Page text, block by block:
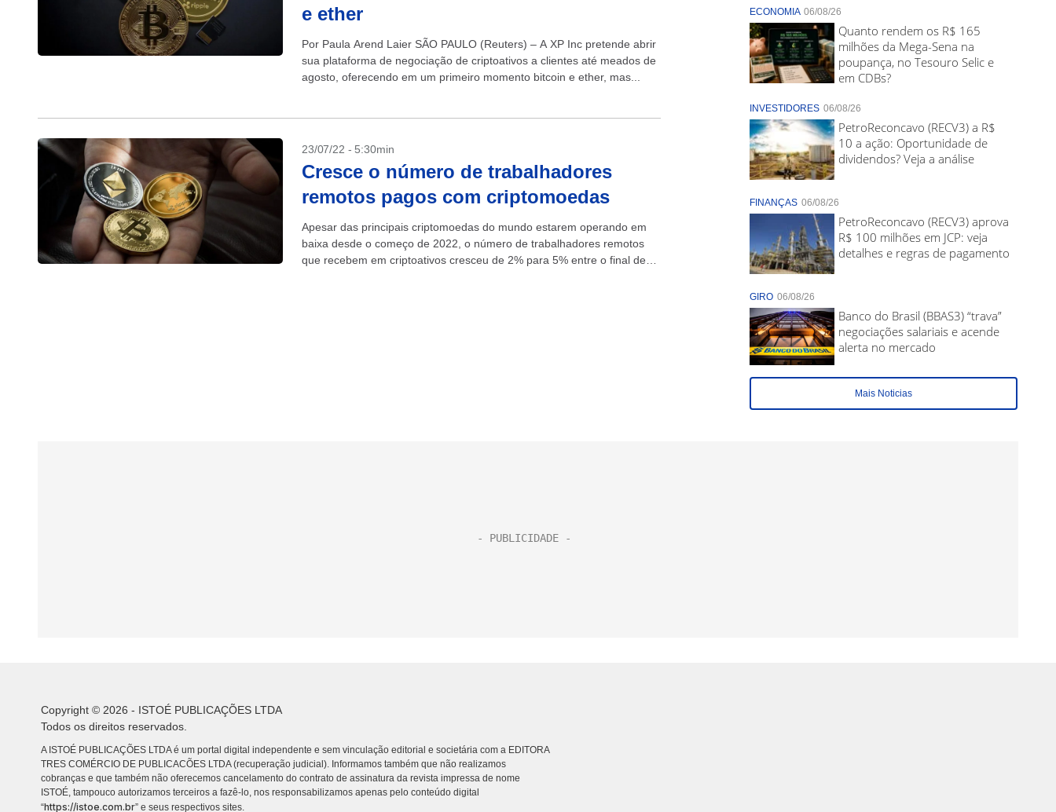
e ether
Por Paula Arend Laier SÃO PAULO (Reuters) – A XP Inc pretende abrir
sua plataforma de negociação de criptoativos a clientes até meados de
agosto, oferecendo em um primeiro momento bitcoin e ether, mas...
23/07/22 - 5:30min
Cresce o número de trabalhadores
remotos pagos com criptomoedas
Apesar das principais criptomoedas do mundo estarem operando em
baixa desde o começo de 2022, o número de trabalhadores remotos
que recebem em criptoativos cresceu de 2% para 5% entre o final de
ECONOMIA 06/08/26
Quanto rendem os R$ 165
milhões da Mega-Sena na
poupança, no Tesouro Selic e
em CDBs?
INVESTIDORES 06/08/26
PetroReconcavo (RECV3) a R$
10 a ação: Oportunidade de
dividendos? Veja a análise
FINANÇAS 06/08/26
PetroReconcavo (RECV3) aprova
R$ 100 milhões em JCP: veja
detalhes e regras de pagamento
GIRO 06/08/26
Banco do Brasil (BBAS3) “trava”
negociações salariais e acende
alerta no mercado
Mais Noticias
Copyright © 2026 - ISTOÉ PUBLICAÇÕES LTDA
Todos os direitos reservados.
A ISTOÉ PUBLICAÇÕES LTDA é um portal digital independente e sem vinculação editorial e societária com a EDITORA
TRES COMÉRCIO DE PUBLICACÕES LTDA (recuperação judicial). Informamos também que não realizamos
cobranças e que também não oferecemos cancelamento do contrato de assinatura da revista impressa de nome
ISTOÉ, tampouco autorizamos terceiros a fazê-lo, nos responsabilizamos apenas pelo conteúdo digital
“https://istoe.com.br” e seus respectivos sites.